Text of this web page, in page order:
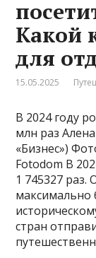
Какой
для
15.05.2025
В 2024 году
млн раз
«‎Бизнес»)
Fotodom В
1 745327 раз.
максимально
стран